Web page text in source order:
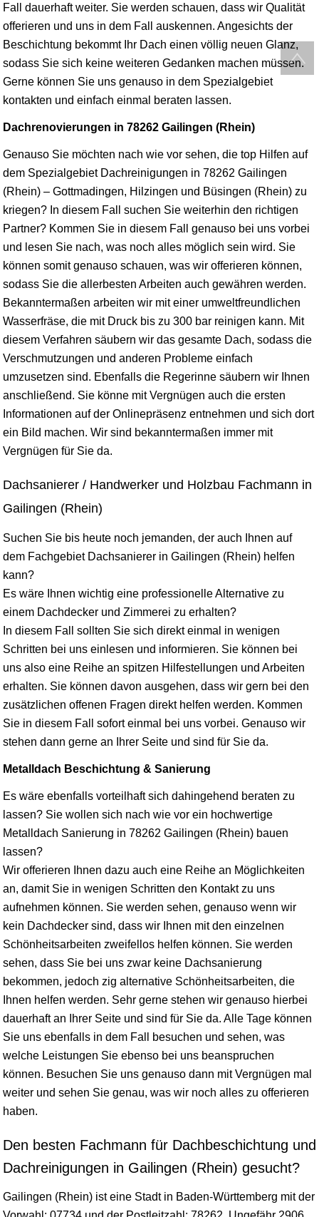
Fall dauerhaft weiter. Sie werden schauen, dass wir Qualität
offerieren und uns in dem Fall auskennen. Angesichts der
Beschichtung bekommt Ihr Dach einen völlig neuen Glanz,
sodass Sie sich keine weiteren Gedanken machen müssen.
Gerne können Sie uns genauso in dem Spezialgebiet
kontakten und einfach einmal beraten lassen.
Dachrenovierungen in 78262 Gailingen (Rhein)
Genauso Sie möchten nach wie vor sehen, die top Hilfen auf
dem Spezialgebiet Dachreinigungen in 78262 Gailingen
(Rhein) – Gottmadingen, Hilzingen und Büsingen (Rhein) zu
kriegen? In diesem Fall suchen Sie weiterhin den richtigen
Partner? Kommen Sie in diesem Fall genauso bei uns vorbei
und lesen Sie nach, was noch alles möglich sein wird. Sie
können somit genauso schauen, was wir offerieren können,
sodass Sie die allerbesten Arbeiten auch gewähren werden.
Bekanntermaßen arbeiten wir mit einer umweltfreundlichen
Wasserfräse, die mit Druck bis zu 300 bar reinigen kann. Mit
diesem Verfahren säubern wir das gesamte Dach, sodass die
Verschmutzungen und anderen Probleme einfach
umzusetzen sind. Ebenfalls die Regerinne säubern wir Ihnen
anschließend. Sie könne mit Vergnügen auch die ersten
Informationen auf der Onlinepräsenz entnehmen und sich dort
ein Bild machen. Wir sind bekanntermaßen immer mit
Vergnügen für Sie da.
Dachsanierer / Handwerker und Holzbau Fachmann in
Gailingen (Rhein)
Suchen Sie bis heute noch jemanden, der auch Ihnen auf
dem Fachgebiet Dachsanierer in Gailingen (Rhein) helfen
kann?
Es wäre Ihnen wichtig eine professionelle Alternative zu
einem Dachdecker und Zimmerei zu erhalten?
In diesem Fall sollten Sie sich direkt einmal in wenigen
Schritten bei uns einlesen und informieren. Sie können bei
uns also eine Reihe an spitzen Hilfestellungen und Arbeiten
erhalten. Sie können davon ausgehen, dass wir gern bei den
zusätzlichen offenen Fragen direkt helfen werden. Kommen
Sie in diesem Fall sofort einmal bei uns vorbei. Genauso wir
stehen dann gerne an Ihrer Seite und sind für Sie da.
Metalldach Beschichtung & Sanierung
Es wäre ebenfalls vorteilhaft sich dahingehend beraten zu
lassen? Sie wollen sich nach wie vor ein hochwertige
Metalldach Sanierung in 78262 Gailingen (Rhein) bauen
lassen?
Wir offerieren Ihnen dazu auch eine Reihe an Möglichkeiten
an, damit Sie in wenigen Schritten den Kontakt zu uns
aufnehmen können. Sie werden sehen, genauso wenn wir
kein Dachdecker sind, dass wir Ihnen mit den einzelnen
Schönheitsarbeiten zweifellos helfen können. Sie werden
sehen, dass Sie bei uns zwar keine Dachsanierung
bekommen, jedoch zig alternative Schönheitsarbeiten, die
Ihnen helfen werden. Sehr gerne stehen wir genauso hierbei
dauerhaft an Ihrer Seite und sind für Sie da. Alle Tage können
Sie uns ebenfalls in dem Fall besuchen und sehen, was
welche Leistungen Sie ebenso bei uns beanspruchen
können. Besuchen Sie uns genauso dann mit Vergnügen mal
weiter und sehen Sie genau, was wir noch alles zu offerieren
haben.
Den besten Fachmann für Dachbeschichtung und
Dachreinigungen in Gailingen (Rhein) gesucht?
Gailingen (Rhein) ist eine Stadt in Baden-Württemberg mit der